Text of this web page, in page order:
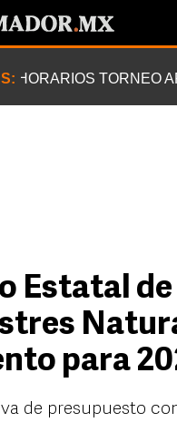
HORARIOS TORNEO
Estatal de
para
de presupuesto